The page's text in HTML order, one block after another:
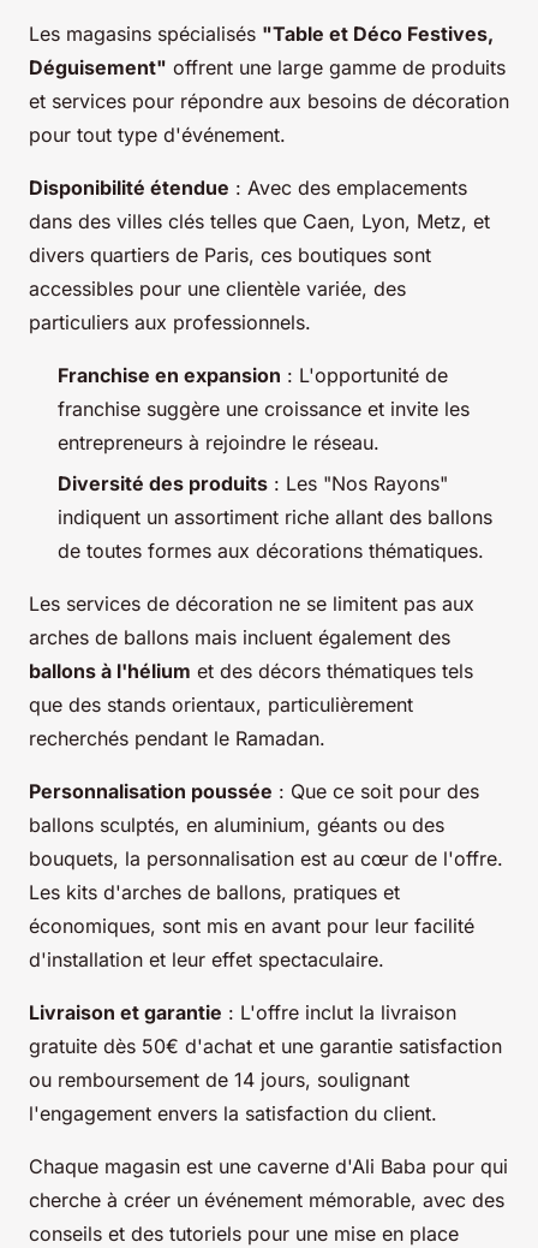
Les magasins spécialisés "Table et Déco Festives,
Déguisement" offrent une large gamme de produits
et services pour répondre aux besoins de décoration
pour tout type d'événement.
Disponibilité étendue : Avec des emplacements
dans des villes clés telles que Caen, Lyon, Metz, et
divers quartiers de Paris, ces boutiques sont
accessibles pour une clientèle variée, des
particuliers aux professionnels.
Franchise en expansion : L'opportunité de
franchise suggère une croissance et invite les
entrepreneurs à rejoindre le réseau.
Diversité des produits : Les "Nos Rayons"
indiquent un assortiment riche allant des ballons
de toutes formes aux décorations thématiques.
Les services de décoration ne se limitent pas aux
arches de ballons mais incluent également des
ballons à l'hélium et des décors thématiques tels
que des stands orientaux, particulièrement
recherchés pendant le Ramadan.
Personnalisation poussée : Que ce soit pour des
ballons sculptés, en aluminium, géants ou des
bouquets, la personnalisation est au cœur de l'offre.
Les kits d'arches de ballons, pratiques et
économiques, sont mis en avant pour leur facilité
d'installation et leur effet spectaculaire.
Livraison et garantie : L'offre inclut la livraison
gratuite dès 50€ d'achat et une garantie satisfaction
ou remboursement de 14 jours, soulignant
l'engagement envers la satisfaction du client.
Chaque magasin est une caverne d'Ali Baba pour qui
cherche à créer un événement mémorable, avec des
conseils et des tutoriels pour une mise en place